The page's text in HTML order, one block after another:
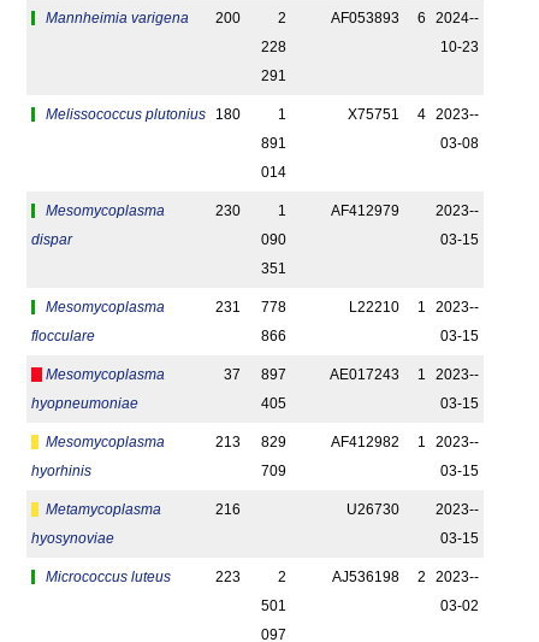
Mannheimia varigena 200
2
228
291
AF053893 6
2024-­
10-23
Melissococcus plutonius 180
1
891
014
X75751 4
2023-­
03-08
Mesomycoplasma
dispar
230
1
090
351
AF412979
2023-­
03-15
Mesomycoplasma
flocculare
231
778
866
L22210 1
2023-­
03-15
Mesomycoplasma
hyopneumoniae
37
897
405
AE017243 1
2023-­
03-15
Mesomycoplasma
hyorhinis
213
829
709
AF412982 1
2023-­
03-15
Metamycoplasma
hyosynoviae
216 U26730
2023-­
03-15
Micrococcus luteus 223
2
501
097
AJ536198 2
2023-­
03-02